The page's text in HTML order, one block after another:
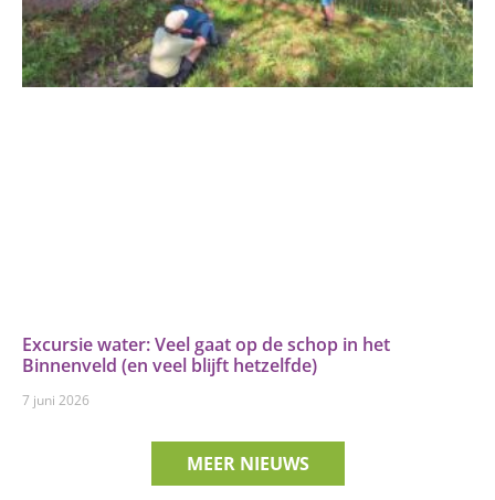
Excursie water: Veel gaat op de schop in het
Binnenveld (en veel blijft hetzelfde)
7 juni 2026
MEER NIEUWS